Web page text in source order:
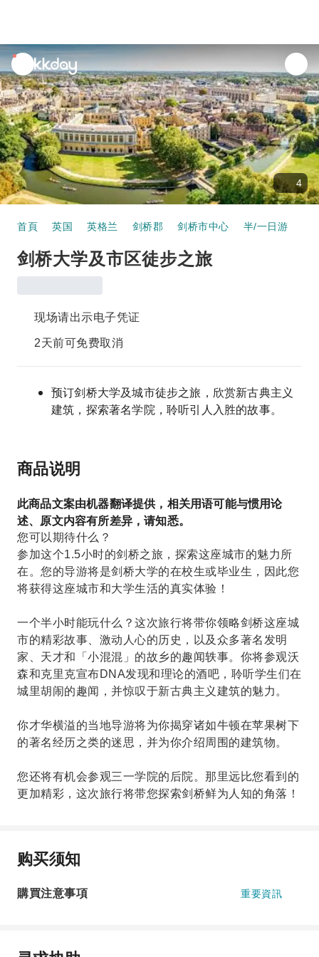
unread
notifications
4
首頁 英国 英格兰 剑桥郡 剑桥市中心 半/一日游
剑桥大学及市区徒步之旅
现场请出示电子凭证
2天前可免费取消
预订剑桥大学及城市徒步之旅，欣赏新古典主义
建筑，探索著名学院，聆听引人入胜的故事。
商品说明
此商品文案由机器翻译提供，相关用语可能与惯用论
述、原文内容有所差异，请知悉。
您可以期待什么？
参加这个1.5小时的剑桥之旅，探索这座城市的魅力所
在。您的导游将是剑桥大学的在校生或毕业生，因此您
将获得这座城市和大学生活的真实体验！
一个半小时​​能玩什么？这次旅行将带你领略剑桥这座城
市的精彩故事、激动人心的历史，以及众多著名发明
家、天才和「小混混」的故乡的趣闻轶事。你将参观沃
森和克里克宣布DNA发现和理论的酒吧，聆听学生们在
城里胡闹的趣闻，并惊叹于新古典主义建筑的魅力。
你才华横溢的当地导游将为你揭穿诸如牛顿在苹果树下
的著名经历之类的迷思，并为你介绍周围的建筑物。
您还将有机会参观三一学院的后院。那里远比您看到的
更加精彩，这次旅行将带您探索剑桥鲜为人知的角落！
购买须知
購買注意事項 重要資訊